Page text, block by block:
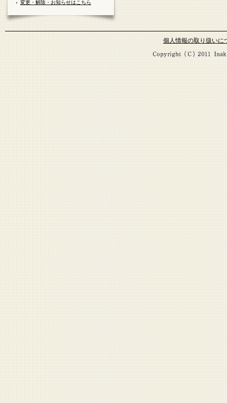
変更・解除・お知らせはこちら
個人情報の取り扱いに